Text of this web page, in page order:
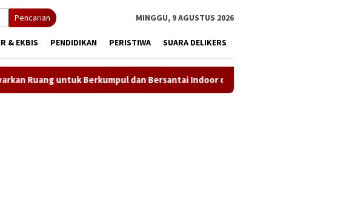
Pencarian MINGGU, 9 AGUSTUS 2026
& EKBIS PENDIDIKAN PERISTIWA SUARA DELIKERS
Berkumpul dan Bersantai Indoor dan Outdoor